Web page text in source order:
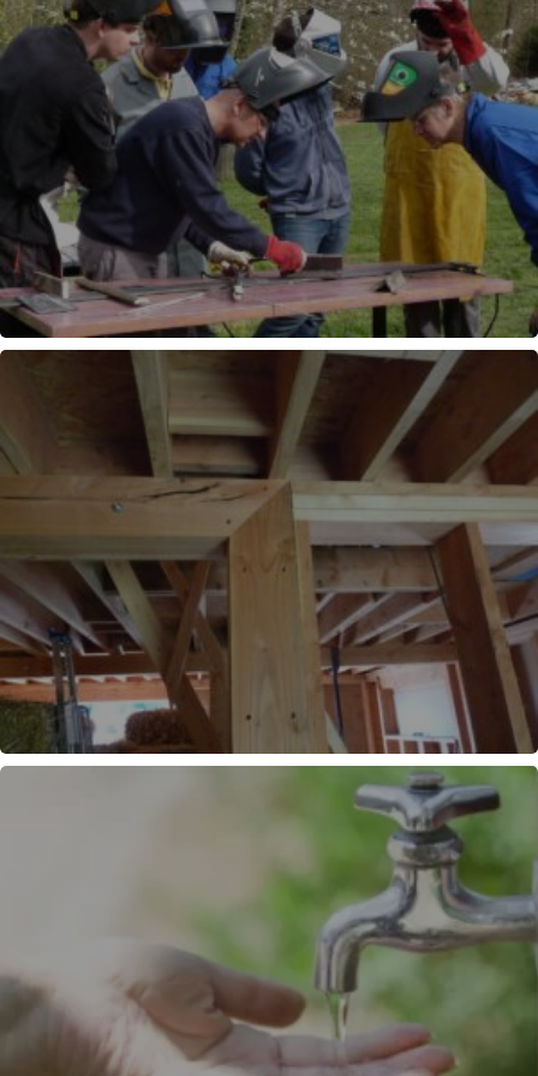
SOUDURE
OSSATURE BOIS